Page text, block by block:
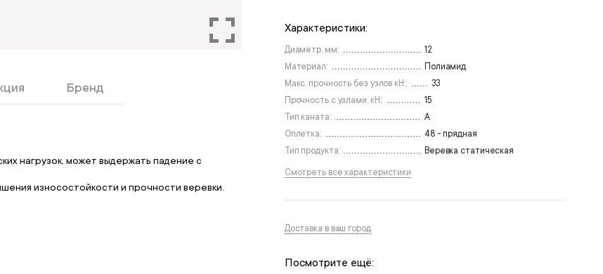
Бренд
нагрузок, может выдержать падение с
износостойкости и прочности веревки.
Характеристики:
Диаметр, мм:
12
Материал:
Полиамид
Макс. прочность без узлов кН::
33
Прочность с узлами, кН::
15
Тип каната:
А
Оплетка:
48 - прядная
Тип продукта:
Веревка статическая
Смотреть все характеристики
Доставка в ваш город
Посмотрите ещё: